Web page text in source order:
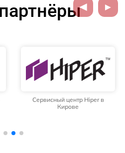
Сервисный центр Hiper в
Кирове